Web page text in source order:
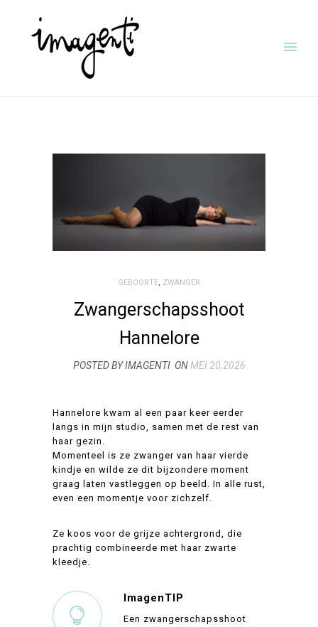
GEBOORTE, ZWANGER
Zwangerschapsshoot
Hannelore
POSTED BY IMAGENTI ONMEI 20,2026
Hannelore kwam al een paar keer eerder
langs in mijn studio, samen met de rest van
haar gezin.
Momenteel is ze zwanger van haar vierde
kindje en wilde ze dit bijzondere moment
graag laten vastleggen op beeld. In alle rust,
even een momentje voor zichzelf.
Ze koos voor de grijze achtergrond, die
prachtig combineerde met haar zwarte
kleedje.
ImagenTIP
Een zwangerschapsshoot